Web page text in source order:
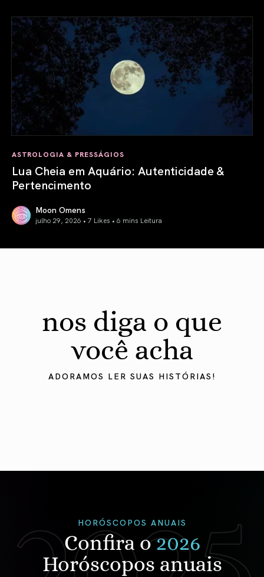
ASTROLOGIA & PRESSÁGIOS
Lua Cheia em Aquário: Autenticidade &
Pertencimento
Moon Omens
julho 29, 2026 • 7 Likes • 6 mins Leitura
nos diga o que
você acha
ADORAMOS LER SUAS HISTÓRIAS!
HORÓSCOPOS ANUAIS
Confira o2026
Horóscopos anuais